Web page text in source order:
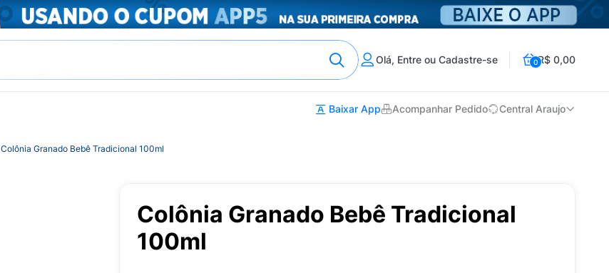
Olá, Entre ou Cadastre-se 0R$ 0,00
Baixar App Acompanhar Pedido Central Araujo
Colônia Granado Bebê Tradicional 100ml
Colônia Granado Bebê Tradicional
100ml